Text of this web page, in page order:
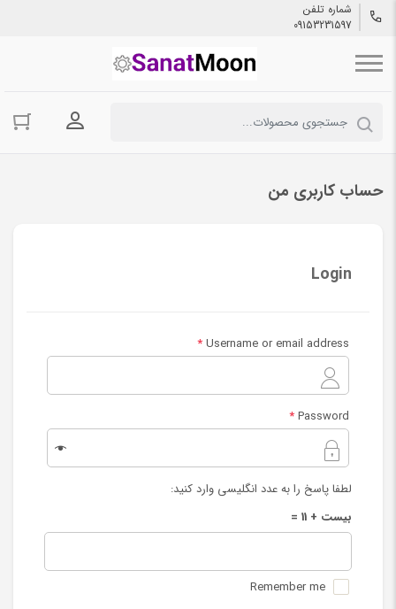
شماره تلفن
09153231597
ورود به
حساب کاربری من
Login
Username or email address
*
Password
*
لطفا پاسخ را به عدد انگلیسی وارد کنید:
بیست + 11 =
Remember me